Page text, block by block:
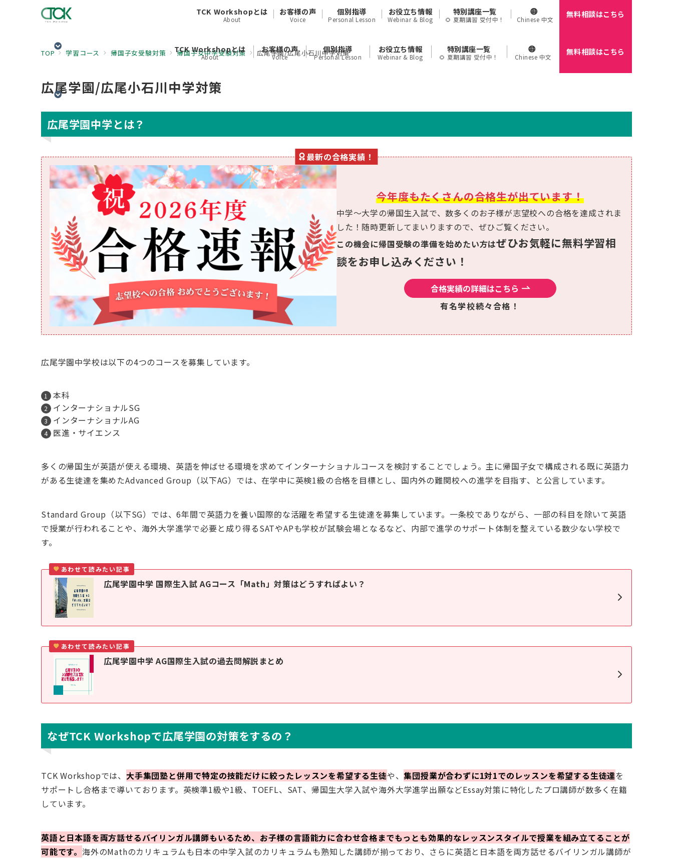
TCK Workshopとは
About
お客様の声
Voice
個別指導
Personal Lesson
お役立ち情報
Webinar & Blog
特別講座一覧
🌻 夏期講習 受付中！ Chinese 中文
無料相談はこちら
TCK Workshopとは
About
お客様の声
Voice
個別指導
Personal Lesson
お役立ち情報
Webinar & Blog
特別講座一覧
🌻 夏期講習 受付中！ Chinese 中文
無料相談はこちら
TOP 学習コース 帰国子女受験対策 帰国子女中学受験対策 広尾学園/広尾小石川中学対策
広尾学園/広尾小石川中学対策
広尾学園中学とは？
最新の合格実績！
今年度もたくさんの合格生が出ています！
中学〜大学の帰国生入試で、数多くのお子様が志望校への合格を達成されま
した！随時更新してまいりますので、ぜひご覧ください。
この機会に帰国受験の準備を始めたい方はぜひお気軽に無料学習相
談をお申し込みください！
合格実績の詳細はこちら
有名学校続々合格！
広尾学園中学校は以下の4つのコースを募集しています。
本科
インターナショナルSG
インターナショナルAG
医進・サイエンス
多くの帰国生が英語が使える環境、英語を伸ばせる環境を求めてインターナショナルコースを検討することでしょう。主に帰国子女で構成される既に英語力
がある生徒達を集めたAdvanced Group（以下AG）では、在学中に英検1級の合格を目標とし、国内外の難関校への進学を目指す、と公言しています。
Standard Group（以下SG）では、6年間で英語力を養い国際的な活躍を希望する生徒達を募集しています。一条校でありながら、一部の科目を除いて英語
で授業が行われることや、海外大学進学で必要と成り得るSATやAPも学校が試験会場となるなど、内部で進学のサポート体制を整えている数少ない学校で
す。
あわせて読みたい記事
広尾学園中学 国際生入試 AGコース「Math」対策はどうすればよい？
あわせて読みたい記事
広尾学園中学 AG国際生入試の過去問解説まとめ
なぜTCK Workshopで広尾学園の対策をするの ？
TCK Workshopでは、 大手集団塾と併用で特定の技能だけに絞ったレッスンを希望する生徒や、集団授業が合わずに1対1でのレッスンを希望する生徒達を
サポートし合格まで導いております。英検準1級や1級、TOEFL、SAT、帰国生大学入試や海外大学進学出願などEssay対策に特化したプロ講師が数多く在籍
しています。
英語と日本語を両方話せるバイリンガル講師もいるため、お子様の言語能力に合わせ合格までもっとも効果的なレッスンスタイルで授業を組み立てることが
可能です。 海外のMathのカリキュラムも日本の中学入試のカリキュラムも熟知した講師が揃っており、さらに英語と日本語を両方話せるバイリンガル講師が